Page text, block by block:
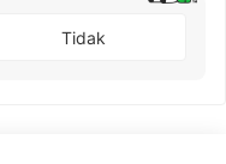
Tidak